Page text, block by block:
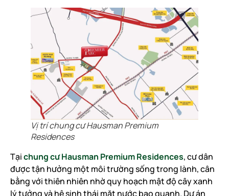
Vị trí chung cư Hausman Premium
Residences
Tạichung cư Hausman Premium Residences, cư dân
được tận hưởng một môi trường sống trong lành, cân
bằng với thiên nhiên nhờ quy hoạch mật độ cây xanh
lý tưởng và hệ sinh thái mặt nước bao quanh. Dự án